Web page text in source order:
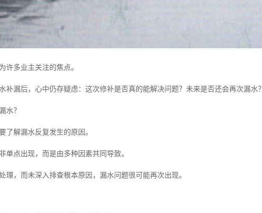
许多业主关注的焦点。
补漏后，心中仍存疑虑：这次修补是否真的能解决问题？未来是否还会再次漏水？
水？
了解漏水反复发生的原因。
单点出现，而是由多种因素共同导致。
理，而未深入排查根本原因，漏水问题很可能再次出现。